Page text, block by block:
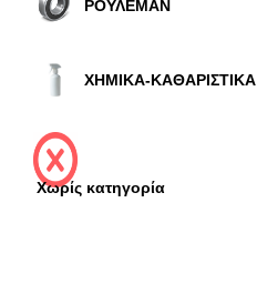
ΡΟΥΛΕΜΑΝ
ΧΗΜΙΚΑ-ΚΑΘΑΡΙΣΤΙΚΑ
Χωρίς κατηγορία